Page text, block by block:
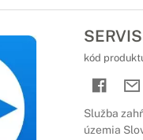
kód
Služba
územia